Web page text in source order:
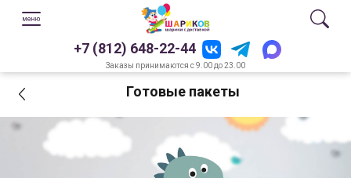
+7 (812) 648-22-44
Заказы принимаются с 9.00 до 23.00
Готовые пакеты